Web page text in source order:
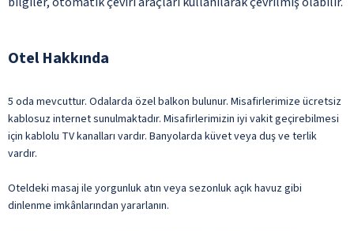
Otel Hakkında
5 oda mevcuttur. Odalarda özel balkon bulunur. Misafirlerimize ücretsiz
kablosuz internet sunulmaktadır. Misafirlerimizin iyi vakit geçirebilmesi
için kablolu TV kanalları vardır. Banyolarda küvet veya duş ve terlik
vardır.
Oteldeki masaj ile yorgunluk atın veya sezonluk açık havuz gibi
dinlenme imkânlarından yararlanın.